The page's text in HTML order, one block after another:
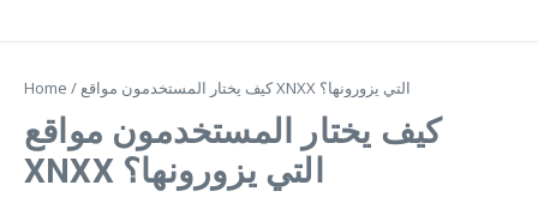
Home / كيف يختار المستخدمون مواقع XNXX التي يزورونها؟
كيف يختار المستخدمون مواقع
XNXX التي يزورونها؟